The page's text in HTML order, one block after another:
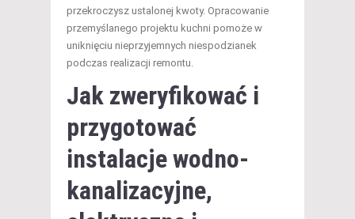
przekroczysz ustalonej kwoty. Opracowanie
przemyślanego projektu kuchni pomoże w
uniknięciu nieprzyjemnych niespodzianek
podczas realizacji remontu.
Jak zweryfikować i
przygotować
instalacje wodno-
kanalizacyjne,